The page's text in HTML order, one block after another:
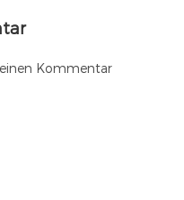
Kommentar